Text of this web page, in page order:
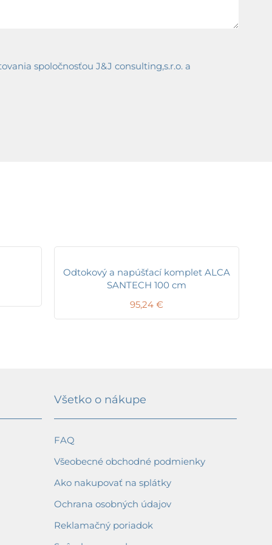
spoločnosťou J&J consulting,s.r.o. a
Odtokový a napúšťací komplet ALCA
SANTECH 100 cm
95,24 €
Všetko o nákupe
FAQ
Všeobecné obchodné podmienky
Ako nakupovať na splátky
Ochrana osobných údajov
Reklamačný poriadok